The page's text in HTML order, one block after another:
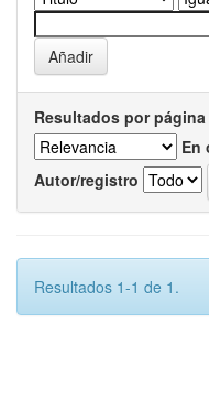
Resultados por página
En
Autor/registro
Resultados 1-1 de 1.